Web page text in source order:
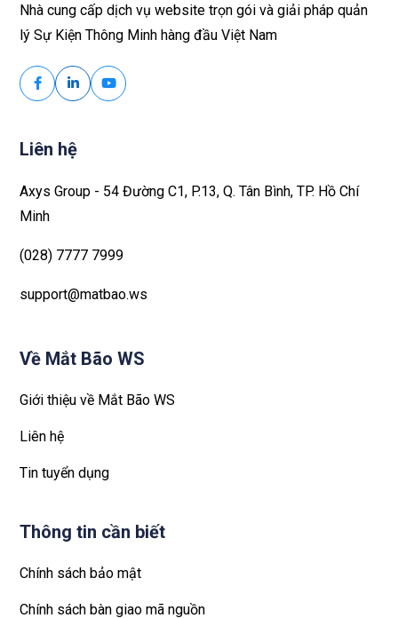
Nhà cung cấp dịch vụ website trọn gói và giải pháp quản
lý Sự Kiện Thông Minh hàng đầu Việt Nam
Liên hệ
Axys Group - 54 Đường C1, P.13, Q. Tân Bình, TP. Hồ Chí
Minh
(028) 7777 7999
support@matbao.ws
Về Mắt Bão WS
Giới thiệu về Mắt Bão WS
Liên hệ
Tin tuyển dụng
Thông tin cần biết
Chính sách bảo mật
Chính sách bàn giao mã nguồn